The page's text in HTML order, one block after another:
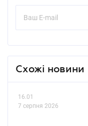
Схожі новини
16.01
7 серпня 2026